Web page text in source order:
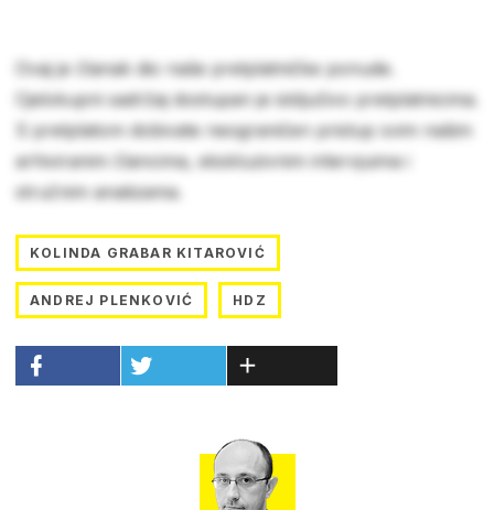
Ovaj je članak dio naše pretplatničke ponude.
Cjelokupni sadržaj dostupan je isključivo pretplatnicima.
S pretplatom dobivate neograničen pristup svim našim
arhiviranim člancima, ekskluzivnim intervjuima i
stručnim analizama.
KOLINDA GRABAR KITAROVIĆ
ANDREJ PLENKOVIĆ HDZ